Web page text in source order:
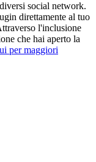
social network.
direttamente al tuo
l'inclusione
che hai aperto la
per maggiori